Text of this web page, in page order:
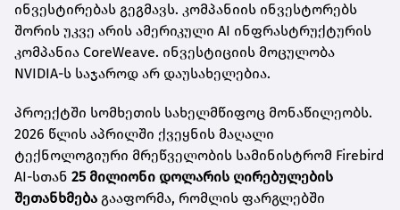
ინვესტირებას გეგმავს. კომპანიის ინვესტორებს
შორის უკვე არის ამერიკული AI ინფრასტრუქტურის
კომპანია CoreWeave. ინვესტიციის მოცულობა
NVIDIA-ს საჯაროდ არ დაუსახელებია.
პროექტში სომხეთის სახელმწიფოც მონაწილეობს.
2026 წლის აპრილში ქვეყნის მაღალი
ტექნოლოგიური მრეწველობის სამინისტრომ Firebird
AI-სთან 25 მილიონი დოლარის ღირებულების
შეთანხმება გააფორმა, რომლის ფარგლებში